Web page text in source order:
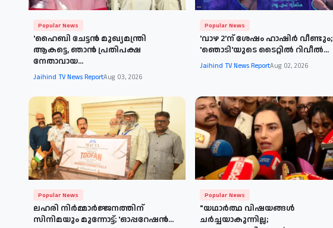
Popular News
'ഹൈബി ചേട്ടൻ മുഖ്യമന്ത്രി
ആകട്ടെ, ഞാൻ പ്രതിപക്ഷ
നേതാവായ...
Jaihind TV News ReportAug 03, 2026
Popular News
'വാഴ 2'ന് ശേഷം ഹാഷിർ വീണ്ടും;
'ഞൊടി'യുടെ ടൈറ്റിൽ റിവീൽ...
Jaihind TV News ReportAug 02, 2026
Popular News
ലഹരി നിർമ്മാർജ്ജനത്തിന്
സിനിമയും മുന്നോട്ട്; 'ഓപ്പറേഷൻ...
Popular News
"യഥാർത്ഥ വിഷയങ്ങൾ
ചർച്ചയാകുന്നില്ല;